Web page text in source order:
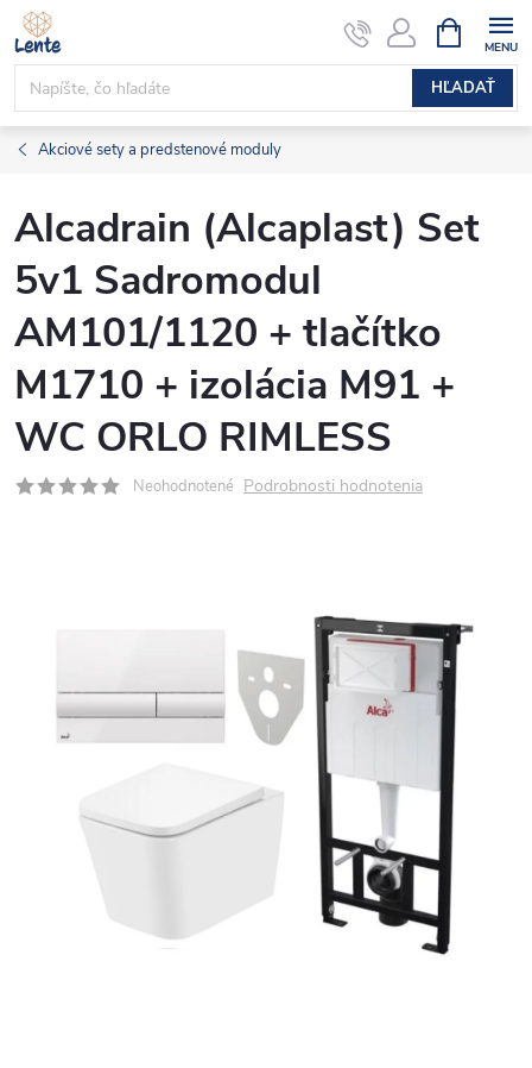
Prejsť
na
obsah
HĽADAŤ
KOŠÍK
Akciové sety a predstenové moduly
Alcadrain (Alcaplast) Set
5v1 Sadromodul
AM101/1120 + tlačítko
M1710 + izolácia M91 +
WC ORLO RIMLESS
Neohodnotené Podrobnosti hodnotenia